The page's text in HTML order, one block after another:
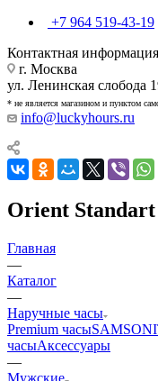
+7 964 519-43-19
Контактная информация
г. Москва
ул. Ленинская слобода
* не является магазином и пунктом
info@luckyhours.ru
Orient
Главная
—
Каталог
—
Наручные часы
Premium часы
часыАксессуары
—
Мужские